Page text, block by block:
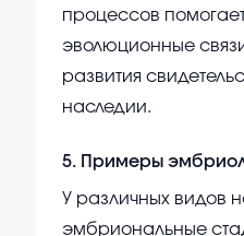
процессов
эволюционные
развития
наследии.
5. Примеры
У различных видов
эмбриональные